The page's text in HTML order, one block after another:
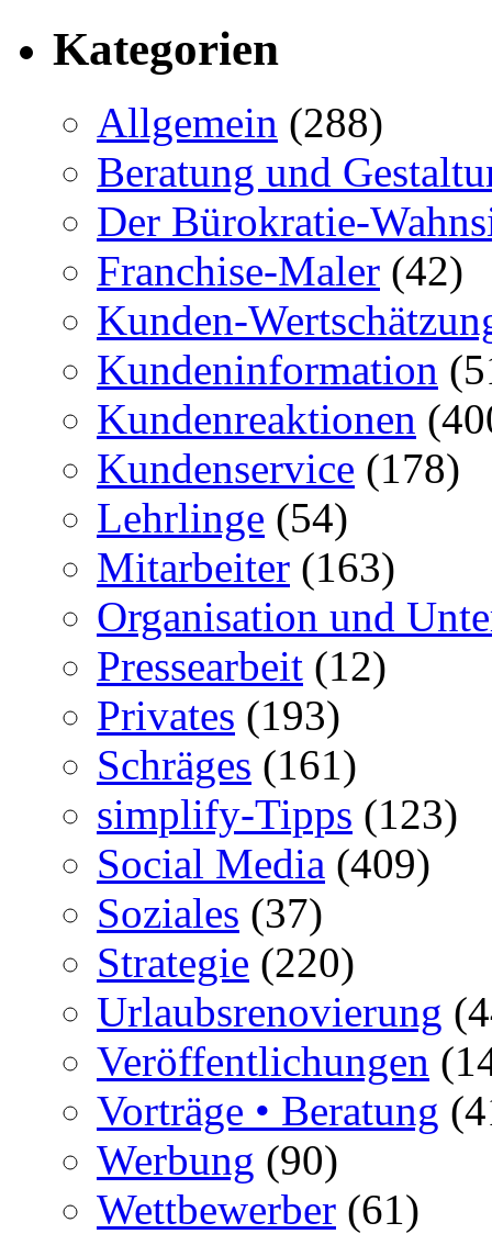
Kategorien
Allgemein (288)
Beratung und
Der Bürokratie-
Franchise-Maler (42)
Kunden-
Kundeninformation
Kundenreaktionen
Kundenservice (178)
Lehrlinge (54)
Mitarbeiter (163)
Organisation und
Pressearbeit (12)
Privates (193)
Schräges (161)
simplify-Tipps (123)
Social Media (409)
Soziales (37)
Strategie (220)
Urlaubsrenovierung
Veröffentlichungen
Vorträge • Beratung
Werbung (90)
Wettbewerber (61)